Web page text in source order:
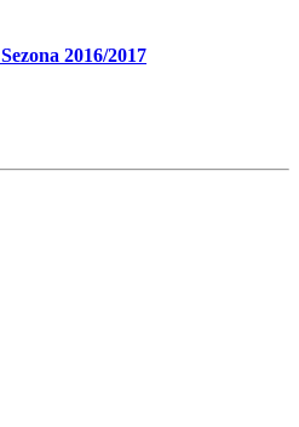
Sezona 2016/2017